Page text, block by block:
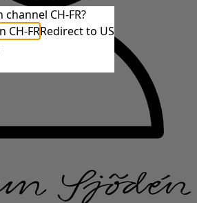
channel CH-FR?
CH-FRRedirect to US